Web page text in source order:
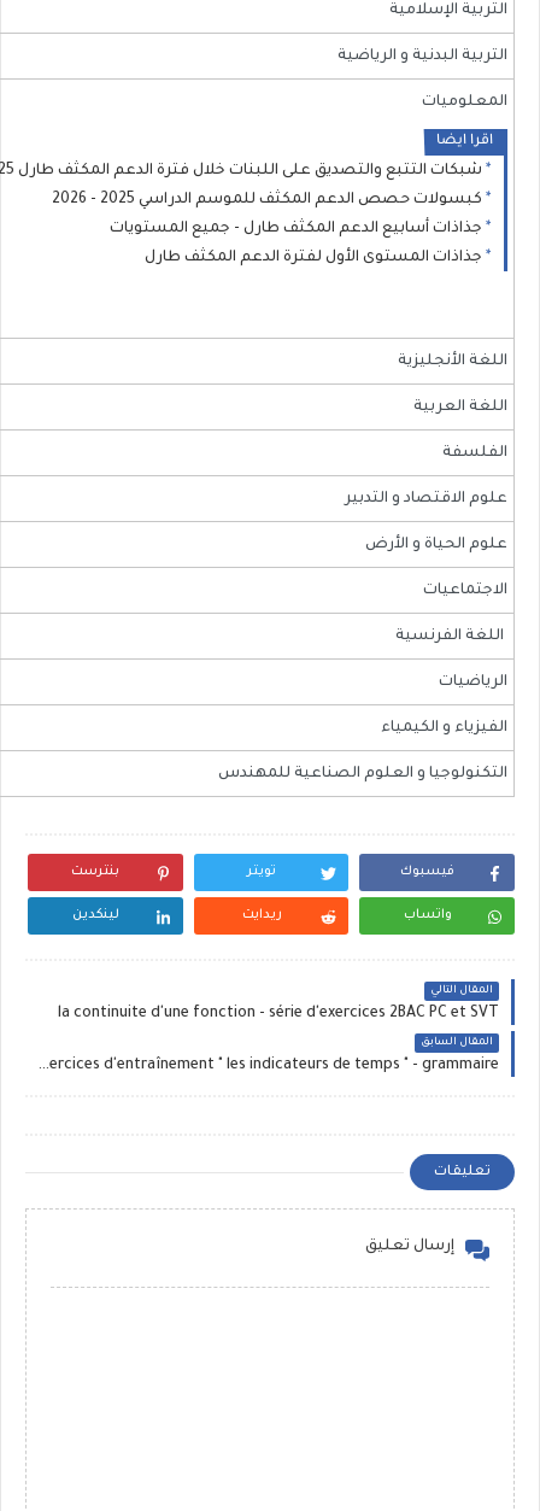
​التربية الإسلامية
​التربية البدنية و الرياضية
​المعلوميات
اقرا ايضا
شبكات التتبع والتصديق على اللبنات خلال فترة الدعم المكثف طارل 2025 - 2026
كبسولات حصص الدعم المكثف للموسم الدراسي 2025 - 2026
جذاذات أسابيع الدعم المكثف طارل - جميع المستويات
جذاذات المستوى الأول لفترة الدعم المكثف طارل
اللغة الأنجليزية
​اللغة العربية
الفلسفة
​علوم الاقتصاد و التدبير
​علوم الحياة و الأرض
الاجتماعيات
​ اللغة الفرنسية
​الرياضيات
​الفيزياء و الكيمياء
​التكنولوجيا و العلوم الصناعية للمهندس
فيسبوك تويتر بنترست
واتساب ريدايت لينكدين
المقال التالي
la continuite d'une fonction - série d'exercices 2BAC PC et SVT
المقال السابق
Exercices d'entraînement " les indicateurs de temps " - grammaire
تعليقات
إرسال تعليق